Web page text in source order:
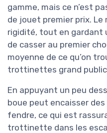
gamme, mais ce n’est
de jouet premier prix.
rigidité, tout en gardant
de casser au premier
moyenne de ce qu’on
trottinettes grand
En appuyant un peu
boue peut encaisser
fendre, ce qui est
trottinette dans les